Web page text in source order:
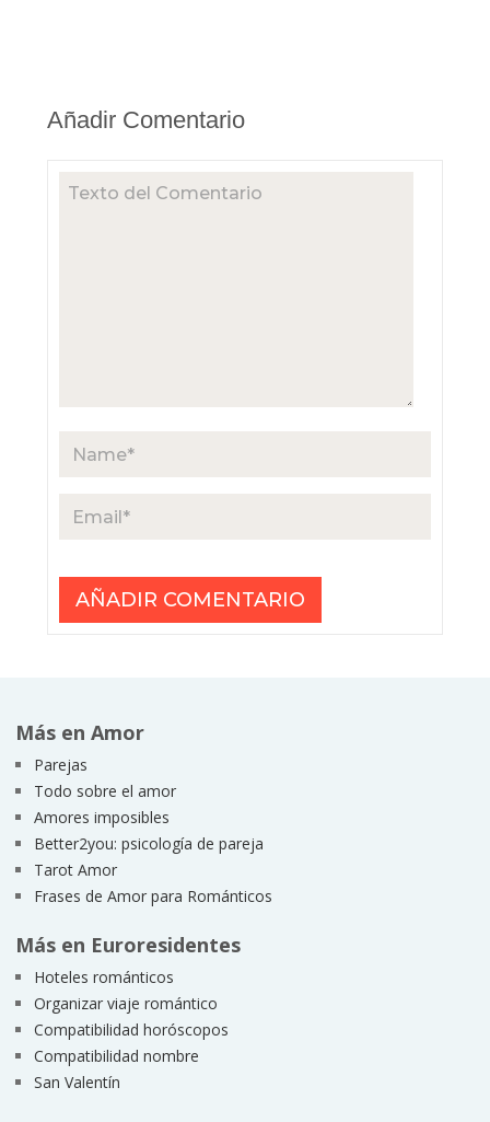
Añadir Comentario
Más en Amor
Parejas
Todo sobre el amor
Amores imposibles
Better2you: psicología de pareja
Tarot Amor
Frases de Amor para Románticos
Más en Euroresidentes
Hoteles románticos
Organizar viaje romántico
Compatibilidad horóscopos
Compatibilidad nombre
San Valentín